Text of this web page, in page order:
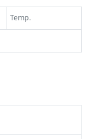
Temp.